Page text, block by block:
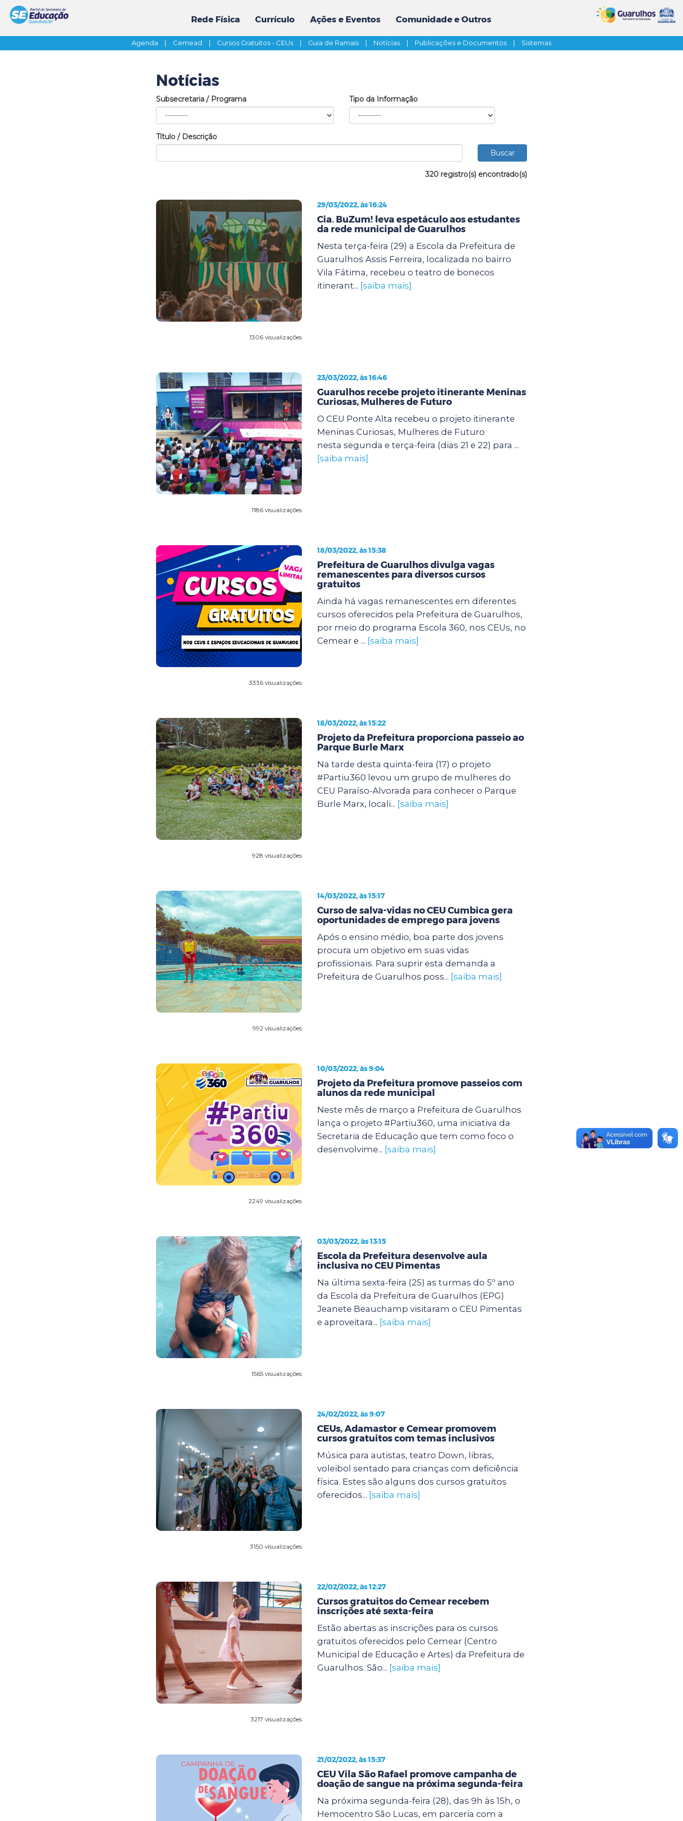
Rede Física Currículo Ações e Eventos Comunidade e Outros
Agenda | Cemead | Cursos Gratuitos - CEUs | Guia de Ramais | Notícias | Publicações e Documentos | Sistemas
Notícias
Subsecretaria / Programa Tipo da Informação
Título / Descrição
320 registro(s) encontrado(s)
1306 visualizações
29/03/2022, às 16:24
Cia. BuZum! leva espetáculo aos estudantes
da rede municipal de Guarulhos
Nesta terça-feira (29) a Escola da Prefeitura de
Guarulhos Assis Ferreira, localizada no bairro
Vila Fátima, recebeu o teatro de bonecos
itinerant... [saiba mais]
1186 visualizações
23/03/2022, às 16:46
Guarulhos recebe projeto itinerante Meninas
Curiosas, Mulheres de Futuro
O CEU Ponte Alta recebeu o projeto itinerante
Meninas Curiosas, Mulheres de Futuro
nesta segunda e terça-feira (dias 21 e 22) para ...
[saiba mais]
3336 visualizações
18/03/2022, às 15:38
Prefeitura de Guarulhos divulga vagas
remanescentes para diversos cursos
gratuitos
Ainda há vagas remanescentes em diferentes
cursos oferecidos pela Prefeitura de Guarulhos,
por meio do programa Escola 360, nos CEUs, no
Cemear e ... [saiba mais]
928 visualizações
18/03/2022, às 15:22
Projeto da Prefeitura proporciona passeio ao
Parque Burle Marx
Na tarde desta quinta-feira (17) o projeto
#Partiu360 levou um grupo de mulheres do
CEU Paraíso-Alvorada para conhecer o Parque
Burle Marx, locali... [saiba mais]
992 visualizações
14/03/2022, às 15:17
Curso de salva-vidas no CEU Cumbica gera
oportunidades de emprego para jovens
Após o ensino médio, boa parte dos jovens
procura um objetivo em suas vidas
profissionais. Para suprir esta demanda a
Prefeitura de Guarulhos poss... [saiba mais]
2249 visualizações
10/03/2022, às 9:04
Projeto da Prefeitura promove passeios com
alunos da rede municipal
Neste mês de março a Prefeitura de Guarulhos
lança o projeto #Partiu360, uma iniciativa da
Secretaria de Educação que tem como foco o
desenvolvime... [saiba mais]
1565 visualizações
03/03/2022, às 13:15
Escola da Prefeitura desenvolve aula
inclusiva no CEU Pimentas
Na última sexta-feira (25) as turmas do 5º ano
da Escola da Prefeitura de Guarulhos (EPG)
Jeanete Beauchamp visitaram o CEU Pimentas
e aproveitara... [saiba mais]
3150 visualizações
24/02/2022, às 9:07
CEUs, Adamastor e Cemear promovem
cursos gratuitos com temas inclusivos
Música para autistas, teatro Down, libras,
voleibol sentado para crianças com deficiência
física. Estes são alguns dos cursos gratuitos
oferecidos... [saiba mais]
3217 visualizações
22/02/2022, às 12:27
Cursos gratuitos do Cemear recebem
inscrições até sexta-feira
Estão abertas as inscrições para os cursos
gratuitos oferecidos pelo Cemear (Centro
Municipal de Educação e Artes) da Prefeitura de
Guarulhos. São... [saiba mais]
21/02/2022, às 15:37
CEU Vila São Rafael promove campanha de
doação de sangue na próxima segunda-feira
Na próxima segunda-feira (28), das 9h às 15h, o
Hemocentro São Lucas, em parceria com a